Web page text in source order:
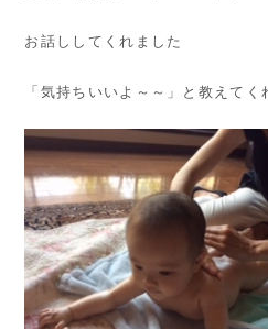
お話ししてくれました
「気持ちいいよ～～」と教えてく